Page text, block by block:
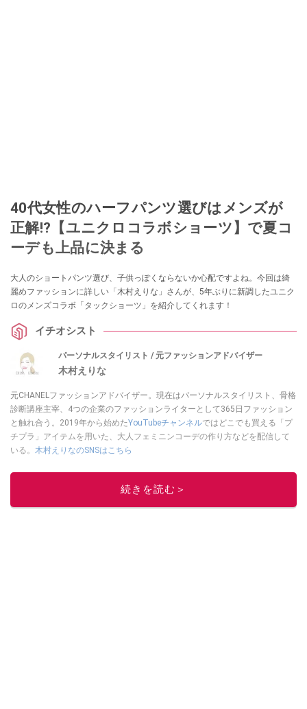
40代女性のハーフパンツ選びはメンズが
正解!?【ユニクロコラボショーツ】で夏コ
ーデも上品に決まる
大人のショートパンツ選び、子供っぽくならないか心配ですよね。今回は綺
麗めファッションに詳しい「木村えりな」さんが、5年ぶりに新調したユニク
ロのメンズコラボ「タックショーツ」を紹介してくれます！
イチオシスト
パーソナルスタイリスト / 元ファッションアドバイザー
木村えりな
元CHANELファッションアドバイザー。現在はパーソナルスタイリスト、骨格
診断講座主宰、4つの企業のファッションライターとして365日ファッション
と触れ合う。2019年から始めたYouTubeチャンネルではどこでも買える「プ
チプラ」アイテムを用いた、大人フェミニンコーデの作り方などを配信して
いる。 木村えりなのSNSはこちら
このイチオシストの他の記事を読む
続きを読む＞